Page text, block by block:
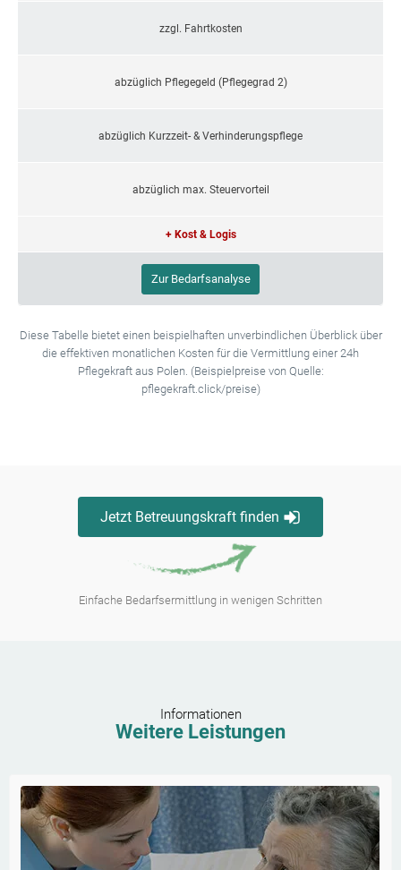
zzgl. Fahrtkosten
abzüglich Pflegegeld (Pflegegrad 2)
abzüglich Kurzzeit- & Verhinderungspflege
abzüglich max. Steuervorteil
+ Kost & Logis
Zur Bedarfsanalyse
Diese Tabelle bietet einen beispielhaften unverbindlichen Überblick über
die effektiven monatlichen Kosten für die Vermittlung einer 24h
Pflegekraft aus Polen. (Beispielpreise von Quelle:
pflegekraft.click/preise)
Jetzt Betreuungskraft finden
Einfache Bedarfsermittlung in wenigen Schritten
Informationen
Weitere Leistungen